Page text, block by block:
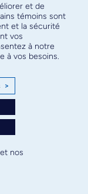
et de
témoins sont
et la sécurité
vos
à notre
à vos besoins.
>
et nos